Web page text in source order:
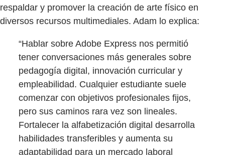
respaldar y promover la creación de arte físico en
diversos recursos multimediales. Adam lo explica:
“Hablar sobre Adobe Express nos permitió
tener conversaciones más generales sobre
pedagogía digital, innovación curricular y
empleabilidad. Cualquier estudiante suele
comenzar con objetivos profesionales fijos,
pero sus caminos rara vez son lineales.
Fortalecer la alfabetización digital desarrolla
habilidades transferibles y aumenta su
adaptabilidad para un mercado laboral